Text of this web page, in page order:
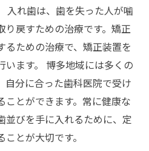
入れ歯は、歯を失った人が噛
り戻すための治療です。矯正
るための治療で、矯正装置を
ます。 博多地域には多くの
自分に合った歯科医院で受け
ことができます。常に健康な
並びを手に入れるために、定
とが大切です。